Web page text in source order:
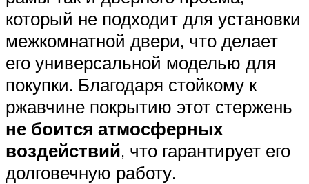
который не подходит для установки
межкомнатной двери, что делает
его универсальной моделью для
покупки. Благодаря стойкому к
ржавчине покрытию этот стержень
не боится атмосферных
воздействий, что гарантирует его
долговечную работу.